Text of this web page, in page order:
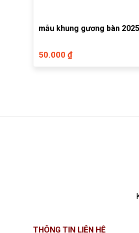
mẫu khung gương bàn 2025
50.000 ₫
THÔNG TIN LIÊN HỆ